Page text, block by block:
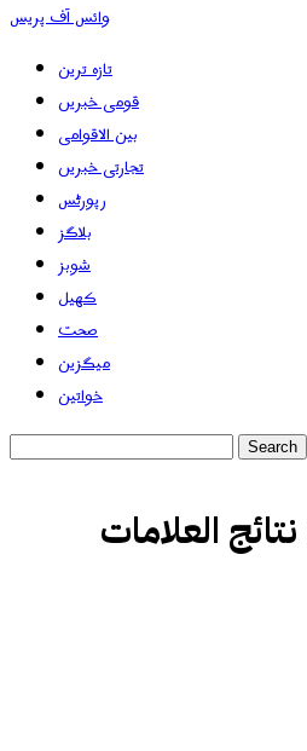
وائس آف پریس
تازہ ترین
قومی خبریں
بین الاقوامی
تجارتی خبریں
رپورٹس
بلاگز
شوبز
کھیل
صحت
میگزین
خواتین